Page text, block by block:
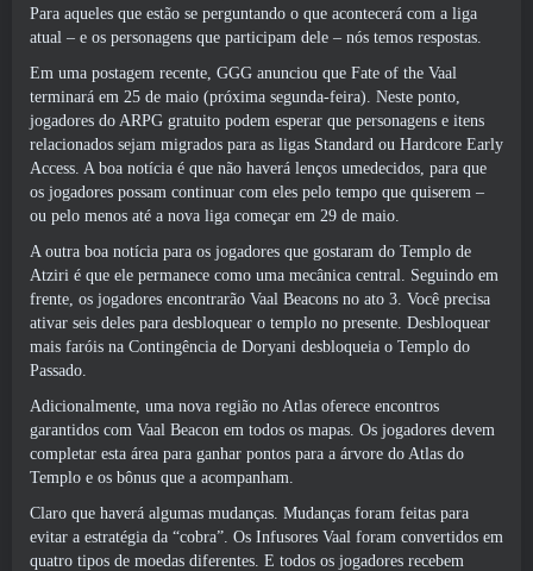
Para aqueles que estão se perguntando o que acontecerá com a liga
atual – e os personagens que participam dele – nós temos respostas.
Em uma postagem recente, GGG anunciou que Fate of the Vaal
terminará em 25 de maio (próxima segunda-feira). Neste ponto,
jogadores do ARPG gratuito podem esperar que personagens e itens
relacionados sejam migrados para as ligas Standard ou Hardcore Early
Access. A boa notícia é que não haverá lenços umedecidos, para que
os jogadores possam continuar com eles pelo tempo que quiserem –
ou pelo menos até a nova liga começar em 29 de maio.
A outra boa notícia para os jogadores que gostaram do Templo de
Atziri é que ele permanece como uma mecânica central. Seguindo em
frente, os jogadores encontrarão Vaal Beacons no ato 3. Você precisa
ativar seis deles para desbloquear o templo no presente. Desbloquear
mais faróis na Contingência de Doryani desbloqueia o Templo do
Passado.
Adicionalmente, uma nova região no Atlas oferece encontros
garantidos com Vaal Beacon em todos os mapas. Os jogadores devem
completar esta área para ganhar pontos para a árvore do Atlas do
Templo e os bônus que a acompanham.
Claro que haverá algumas mudanças. Mudanças foram feitas para
evitar a estratégia da “cobra”. Os Infusores Vaal foram convertidos em
quatro tipos de moedas diferentes. E todos os jogadores recebem